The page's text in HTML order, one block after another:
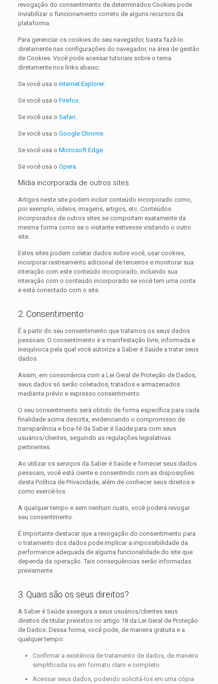
revogação do consentimento de determinados Cookies pode
inviabilizar o funcionamento correto de alguns recursos da
plataforma.
Para gerenciar os cookies do seu navegador, basta fazê-lo
diretamente nas configurações do navegador, na área de gestão
de Cookies. Você pode acessar tutoriais sobre o tema
diretamente nos links abaixo:
Se você usa o Internet Explorer.
Se você usa o Firefox.
Se você usa o Safari.
Se você usa o Google Chrome.
Se você usa o Microsoft Edge.
Se você usa o Opera
Mídia incorporada de outros sites
Artigos neste site podem incluir conteúdo incorporado como,
por exemplo, vídeos, imagens, artigos, etc. Conteúdos
incorporados de outros sites se comportam exatamente da
mesma forma como se o visitante estivesse visitando o outro
site.
Estes sites podem coletar dados sobre você, usar cookies,
incorporar rastreamento adicional de terceiros e monitorar sua
interação com este conteúdo incorporado, incluindo sua
interação com o conteúdo incorporado se você tem uma conta
e está conectado com o site.
2. Consentimento
É a partir do seu consentimento que tratamos os seus dados
pessoais. O consentimento é a manifestação livre, informada e
inequívoca pela qual você autoriza a Saber é Saúde a tratar seus
dados.
Assim, em consonância com a Lei Geral de Proteção de Dados,
seus dados só serão coletados, tratados e armazenados
mediante prévio e expresso consentimento.
O seu consentimento será obtido de forma específica para cada
finalidade acima descrita, evidenciando o compromisso de
transparência e boa-fé da Saber é Saúde para com seus
usuários/clientes, seguindo as regulações legislativas
pertinentes.
Ao utilizar os serviços da Saber é Saúde e fornecer seus dados
pessoais, você está ciente e consentindo com as disposições
desta Política de Privacidade, além de conhecer seus direitos e
como exercê-los.
A qualquer tempo e sem nenhum custo, você poderá revogar
seu consentimento.
É importante destacar que a revogação do consentimento para
o tratamento dos dados pode implicar a impossibilidade da
performance adequada de alguma funcionalidade do site que
dependa da operação. Tais consequências serão informadas
previamente.
3. Quais são os seus direitos?
A Saber é Saúde assegura a seus usuários/clientes seus
direitos de titular previstos no artigo 18 da Lei Geral de Proteção
de Dados. Dessa forma, você pode, de maneira gratuita e a
qualquer tempo:
Confirmar a existência de tratamento de dados, de maneira
simplificada ou em formato claro e completo.
Acessar seus dados, podendo solicitá-los em uma cópia